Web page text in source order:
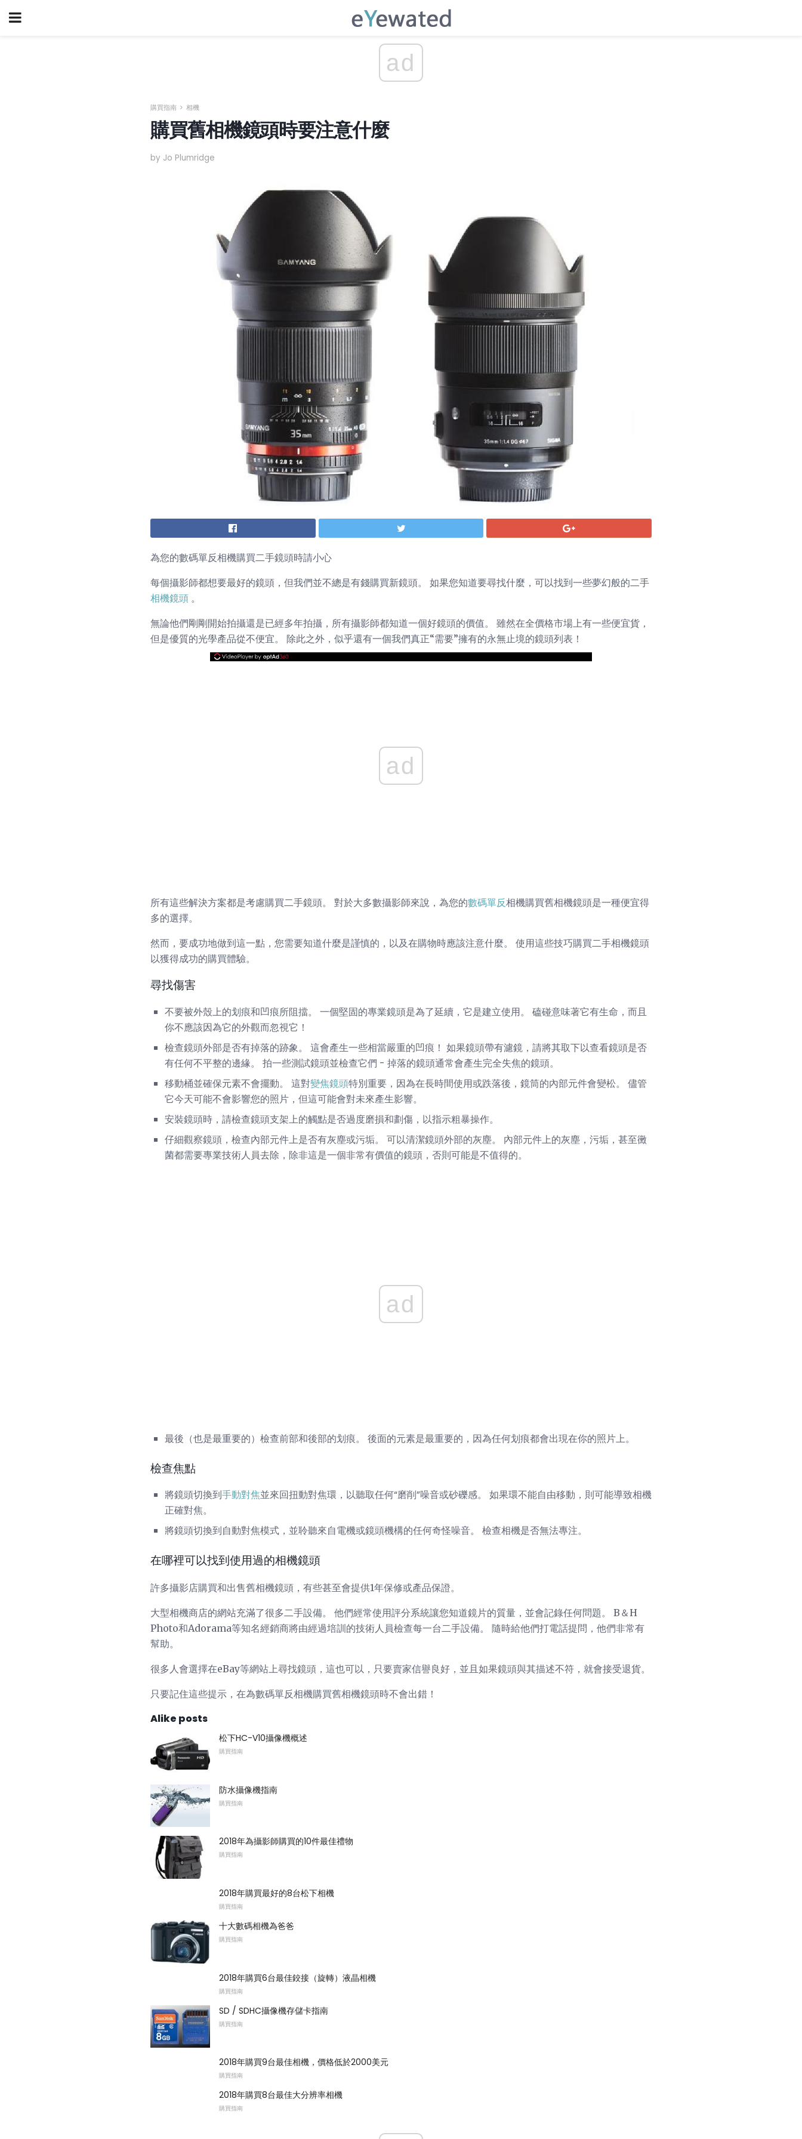
ad
購買指南 相機
購買舊相機鏡頭時要注意什麼
by Jo Plumridge
為您的數碼單反相機購買二手鏡頭時請小心
每個攝影師都想要最好的鏡頭，但我們並不總是有錢購買新鏡頭。 如果您知道要尋找什麼，可以找到一些夢幻般的二手
相機鏡頭 。
無論他們剛剛開始拍攝還是已經多年拍攝，所有攝影師都知道一個好鏡頭的價值。 雖然在全價格市場上有一些便宜貨，
但是優質的光學產品從不便宜。 除此之外，似乎還有一個我們真正“需要”擁有的永無止境的鏡頭列表！
ad
所有這些解決方案都是考慮購買二手鏡頭。 對於大多數攝影師來說，為您的數碼單反相機購買舊相機鏡頭是一種便宜得
多的選擇。
然而，要成功地做到這一點，您需要知道什麼是謹慎的，以及在購物時應該注意什麼。 使用這些技巧購買二手相機鏡頭
以獲得成功的購買體驗。
尋找傷害
不要被外殼上的划痕和凹痕所阻擋。 一個堅固的專業鏡頭是為了延續，它是建立使用。 磕碰意味著它有生命，而且
你不應該因為它的外觀而忽視它！
檢查鏡頭外部是否有掉落的跡象。 這會產生一些相當嚴重的凹痕！ 如果鏡頭帶有濾鏡，請將其取下以查看鏡頭是否
有任何不平整的邊緣。 拍一些測試鏡頭並檢查它們 - 掉落的鏡頭通常會產生完全失焦的鏡頭。
移動桶並確保元素不會擺動。 這對變焦鏡頭特別重要，因為在長時間使用或跌落後，鏡筒的內部元件會變松。 儘管
它今天可能不會影響您的照片，但這可能會對未來產生影響。
安裝鏡頭時，請檢查鏡頭支架上的觸點是否過度磨損和劃傷，以指示粗暴操作。
仔細觀察鏡頭，檢查內部元件上是否有灰塵或污垢。 可以清潔鏡頭外部的灰塵。 內部元件上的灰塵，污垢，甚至黴
菌都需要專業技術人員去除，除非這是一個非常有價值的鏡頭，否則可能是不值得的。
ad
最後（也是最重要的）檢查前部和後部的划痕。 後面的元素是最重要的，因為任何划痕都會出現在你的照片上。
檢查焦點
將鏡頭切換到手動對焦並來回扭動對焦環，以聽取任何“磨削”噪音或砂礫感。 如果環不能自由移動，則可能導致相機
正確對焦。
將鏡頭切換到自動對焦模式，並聆聽來自電機或鏡頭機構的任何奇怪噪音。 檢查相機是否無法專注。
在哪裡可以找到使用過的相機鏡頭
許多攝影店購買和出售舊相機鏡頭，有些甚至會提供1年保修或產品保證。
大型相機商店的網站充滿了很多二手設備。 他們經常使用評分系統讓您知道鏡片的質量，並會記錄任何問題。 B＆H
Photo和Adorama等知名經銷商將由經過培訓的技術人員檢查每一台二手設備。 隨時給他們打電話提問，他們非常有
幫助。
很多人會選擇在eBay等網站上尋找鏡頭，這也可以，只要賣家信譽良好，並且如果鏡頭與其描述不符，就會接受退貨。
只要記住這些提示，在為數碼單反相機購買舊相機鏡頭時不會出錯！
Alike posts
松下HC-V10攝像機概述
購買指南
防水攝像機指南
購買指南
2018年為攝影師購買的10件最佳禮物
購買指南
2018年購買最好的8台松下相機
購買指南
十大數碼相機為爸爸
購買指南
2018年購買6台最佳鉸接（旋轉）液晶相機
購買指南
SD / SDHC攝像機存儲卡指南
購買指南
2018年購買9台最佳相機，價格低於2000美元
購買指南
2018年購買8台最佳大分辨率相機
購買指南